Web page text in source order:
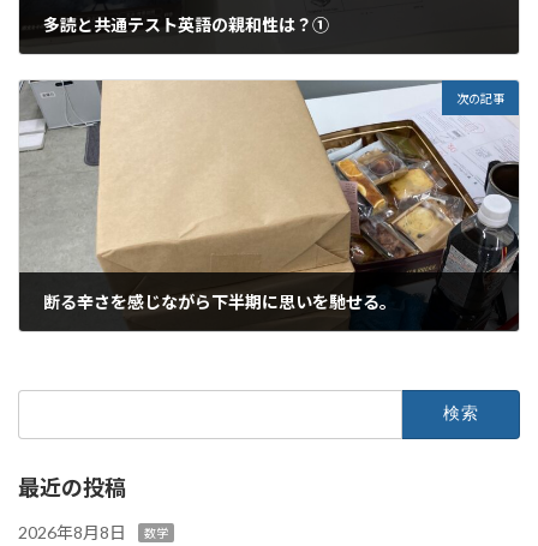
多読と共通テスト英語の親和性は？①
次の記事
断る辛さを感じながら下半期に思いを馳せる。
最近の投稿
2026年8月8日 数学